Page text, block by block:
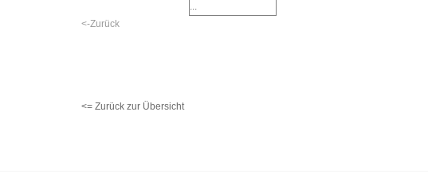
...
<-Zurück
<= Zurück zur Übersicht